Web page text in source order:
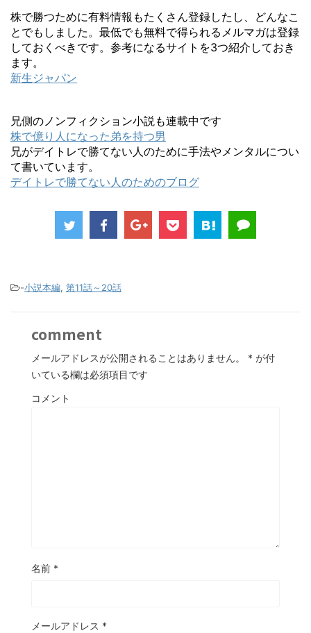
株で勝つために有料情報もたくさん登録したし、どんなこ
とでもしました。最低でも無料で得られるメルマガは登録
しておくべきです。参考になるサイトを3つ紹介しておき
ます。
新生ジャパン
兄側のノンフィクション小説も連載中です
株で億り人になった弟を持つ男
兄がデイトレで勝てない人のために手法やメンタルについ
て書いています。
デイトレで勝てない人のためのブログ
-小説本編, 第11話～20話
comment
メールアドレスが公開されることはありません。 * が付
いている欄は必須項目です
コメント
名前 *
メールアドレス *